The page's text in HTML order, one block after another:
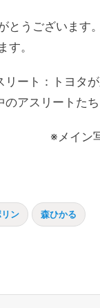
とうございま
す。
リート：トヨタ
アスリートたち
※メイン
リン 森ひかる